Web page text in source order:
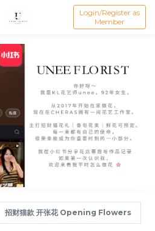
Login/Register as
Member
招财猫款 开张花 Opening Flowers